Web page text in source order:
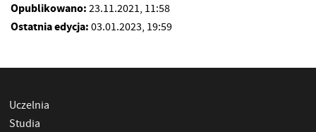
Opublikowano: 23.11.2021, 11:58
Ostatnia edycja: 03.01.2023, 19:59
Uczelnia
Studia